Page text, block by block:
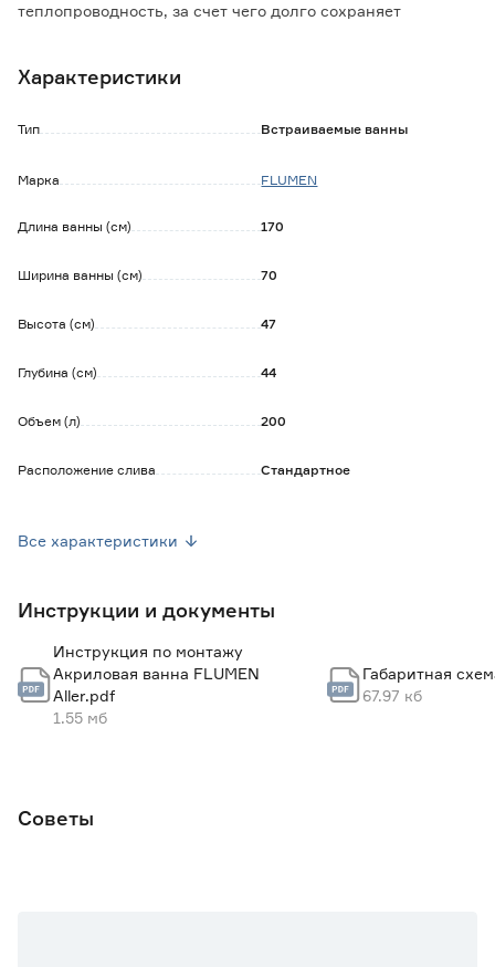
теплопроводность, за счет чего долго сохраняет
Особенности и преимущества:
бактерий;
Для чистки акриловой ванны не рекомендуется
средства с хлором.
Характеристики
Тип Встраиваемые ванны
Марка FLUMEN
Длина ванны (см) 170
Ширина ванны (см) 70
Высота (см) 47
Глубина (см) 44
Объем (л) 200
Расположение слива Стандартное
Тип материала АБС/ПММА
Толщина материала (мм)
Антискользящее покрытие
Ножки в комплекте
Все характеристики
Инструкции и документы
Инструкция по монтажу
Акриловая ванна FLUMEN
Aller.pdf
1.55 мб
Габаритная
67.97 кб
Советы